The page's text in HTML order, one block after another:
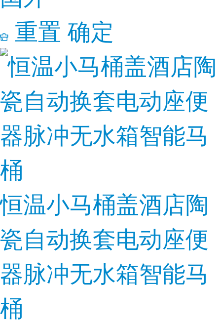
重置 确定
恒温小马桶盖酒店陶
瓷自动换套电动座便
器脉冲无水箱智能马
桶